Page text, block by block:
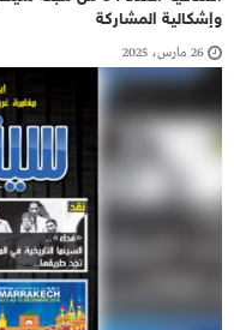
وإشكالية المشاركة
26 مارس، 2025